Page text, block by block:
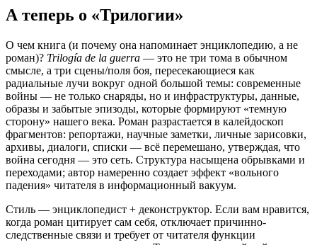
А теперь о «Трилогии»
О чем книга (и почему она напоминает энциклопедию, а не
роман)? Trilogía de la guerra — это не три тома в обычном
смысле, а три сцены/поля боя, пересекающиеся как
радиальные лучи вокруг одной большой темы: современные
войны — не только снаряды, но и инфраструктуры, данные,
образы и забытые эпизоды, которые формируют «темную
сторону» нашего века. Роман разрастается в калейдоскоп
фрагментов: репортажи, научные заметки, личные зарисовки,
архивы, диалоги, списки — всё перемешано, утверждая, что
война сегодня — это сеть. Структура насыщена обрывками и
переходами; автор намеренно создает эффект «вольного
падения» читателя в информационный вакуум.
Стиль — энциклопедист + деконструктор. Если вам нравится,
когда роман цитирует сам себя, отключает причинно-
следственные связи и требует от читателя функции